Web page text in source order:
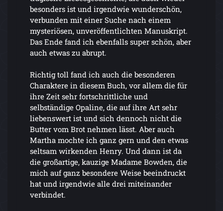
besonders ist und irgendwie wunderschön,
verbunden mit einer Suche nach einem
mysteriösen, unveröffentlichten Manuskript.
Das Ende fand ich ebenfalls super schön, aber
auch etwas zu abrupt.
Richtig toll fand ich auch die besonderen
Charaktere in diesem Buch, vor allem die für
ihre Zeit sehr fortschrittliche und
selbständige Opaline, die auf ihre Art sehr
liebenswert ist und sich dennoch nicht die
Butter vom Brot nehmen lässt. Aber auch
Martha mochte ich ganz gern und den etwas
seltsam wirkenden Henry. Und dann ist da
die großartige, kauzige Madame Bowden, die
mich auf ganz besondere Weise beeindruckt
hat und irgendwie alle drei miteinander
verbindet.